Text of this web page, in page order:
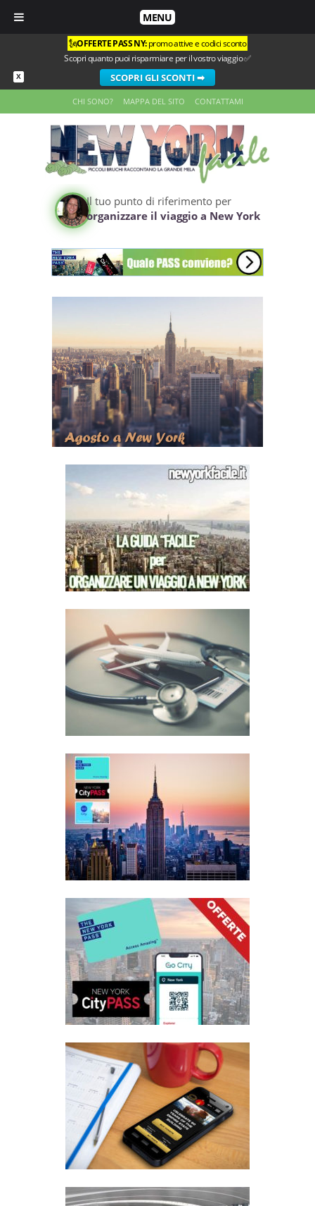
MENU
X
🗽OFFERTE PASS NY:promo attive e codici sconto
Scopri quanto puoi risparmiare per il vostro viaggio ✅
SCOPRI GLI SCONTI ➡
CHI SONO? MAPPA DEL SITO CONTATTAMI
Il tuo punto di riferimento per
organizzare il viaggio a New York
AGOSTO 2026 A
NEW YORK
Leggi
GUIDA PER ORGANIZZARE UN
VIAGGIO A NEW YORK
39 Leggi
ASSICURAZIONE SANITARIA PER
USA E NEW YORK
Leggi
PASS PER NEW YORK CITY:
GUIDA ALLA SCELTA
289 Leggi
PASS PER NEW YORK SCONTATI
Leggi
PRENOTARE ATTRAZIONI E TOUR
DI NEW YORK
Leggi